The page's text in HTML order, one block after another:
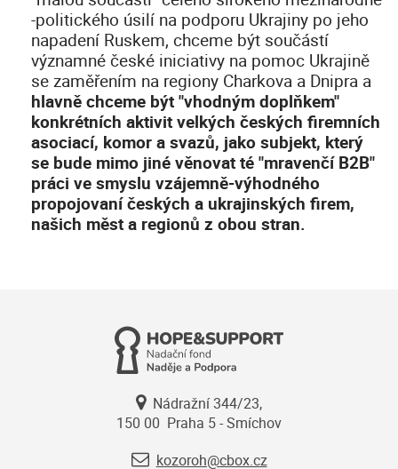
-politického úsilí na podporu Ukrajiny po jeho
napadení Ruskem, chceme být součástí
významné české iniciativy na pomoc Ukrajině
se zaměřením na regiony Charkova a Dnipra a
hlavně chceme být "vhodným doplňkem"
konkrétních aktivit velkých českých firemních
asociací, komor a svazů, jako subjekt, který
se bude mimo jiné věnovat té "mravenčí B2B"
práci ve smyslu vzájemně-výhodného
propojovaní českých a ukrajinských firem,
našich měst a regionů z obou stran.
Nádražní 344/23,
150 00 Praha 5 - Smíchov
kozoroh@cbox.cz